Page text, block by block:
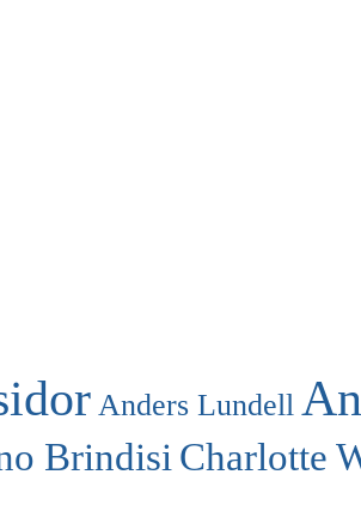
Anders Lundell
Brindisi Charlotte